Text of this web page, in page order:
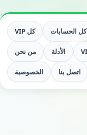
كل الحسابات كل VIP
الأدلة من نحن
اتصل بنا الخصوصية